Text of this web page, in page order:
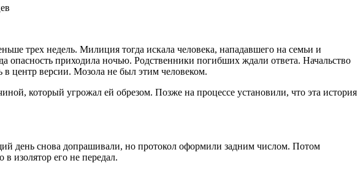
трех недель. Милиция тогда искала человека, нападавшего на семьи и
приходила ночью. Родственники погибших ждали ответа. Начальство
в центр версии. Мозола не был этим человеком.
который угрожал ей обрезом. Позже на процессе установили, что эта история
день снова допрашивали, но протокол оформили задним числом. Потом
изолятор его не передал.